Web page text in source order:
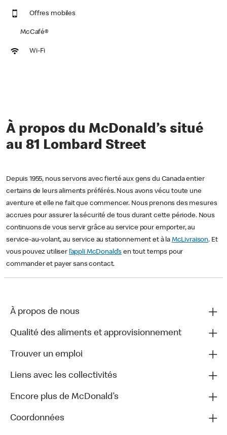
Offres mobiles
McCafé®
Wi-Fi
À propos du McDonald’s situé
au 81 Lombard Street
Depuis 1955, nous servons avec fierté aux gens du Canada entier
certains de leurs aliments préférés. Nous avons vécu toute une
aventure et elle ne fait que commencer. Nous prenons des mesures
accrues pour assurer la sécurité de tous durant cette période. Nous
continuons de vous servir grâce au service pour emporter, au
service-au-volant, au service au stationnement et à la McLivraison. Et
vous pouvez utiliser l’appli McDonald’s en tout temps pour
commander et payer sans contact.
À propos de nous
Qualité des aliments et approvisionnement
Trouver un emploi
Liens avec les collectivités
Encore plus de McDonald’s
Coordonnées